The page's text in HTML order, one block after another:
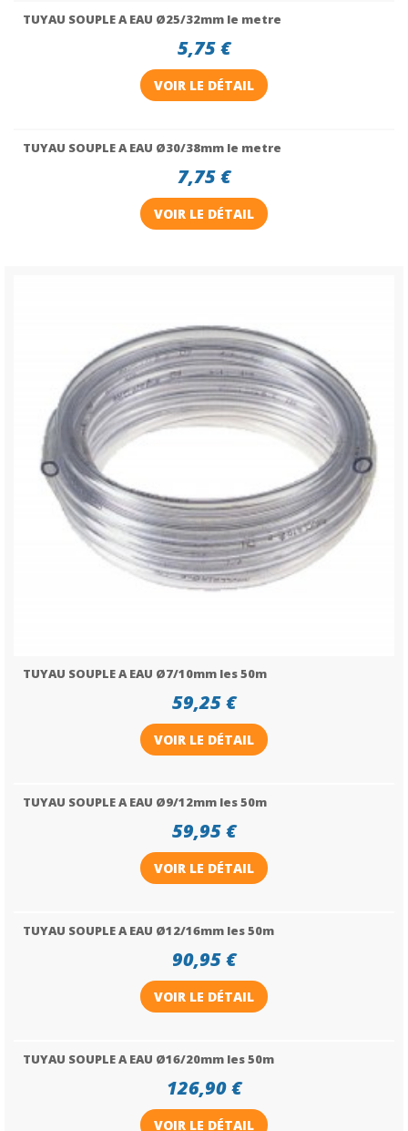
TUYAU SOUPLE A EAU Ø25/32mm le metre
5,75 €
VOIR LE DÉTAIL
TUYAU SOUPLE A EAU Ø30/38mm le metre
7,75 €
VOIR LE DÉTAIL
TUYAU SOUPLE A EAU Ø7/10mm les 50m
59,25 €
VOIR LE DÉTAIL
TUYAU SOUPLE A EAU Ø9/12mm les 50m
59,95 €
VOIR LE DÉTAIL
TUYAU SOUPLE A EAU Ø12/16mm les 50m
90,95 €
VOIR LE DÉTAIL
TUYAU SOUPLE A EAU Ø16/20mm les 50m
126,90 €
VOIR LE DÉTAIL